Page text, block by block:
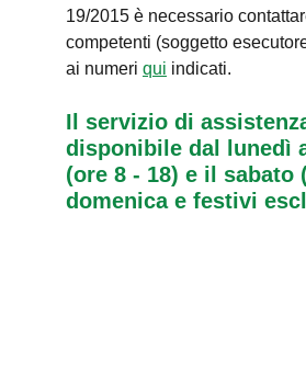
19/2015 è necessario
competenti (soggetto
ai numeri qui indicati.
Il servizio di
disponibile dal lunedì
(ore 8 - 18) e il sabato
domenica e festivi